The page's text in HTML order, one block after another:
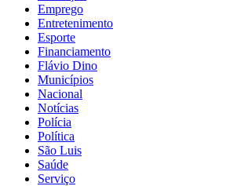
Emprego
Entretenimento
Esporte
Financiamento
Flávio Dino
Municípios
Nacional
Notícias
Polícia
Política
São Luis
Saúde
Serviço